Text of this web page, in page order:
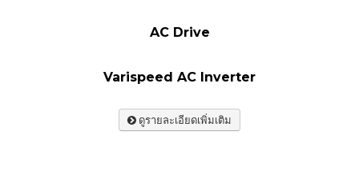
AC Drive
Varispeed AC Inverter
ดูรายละเอียดเพิ่มเติม